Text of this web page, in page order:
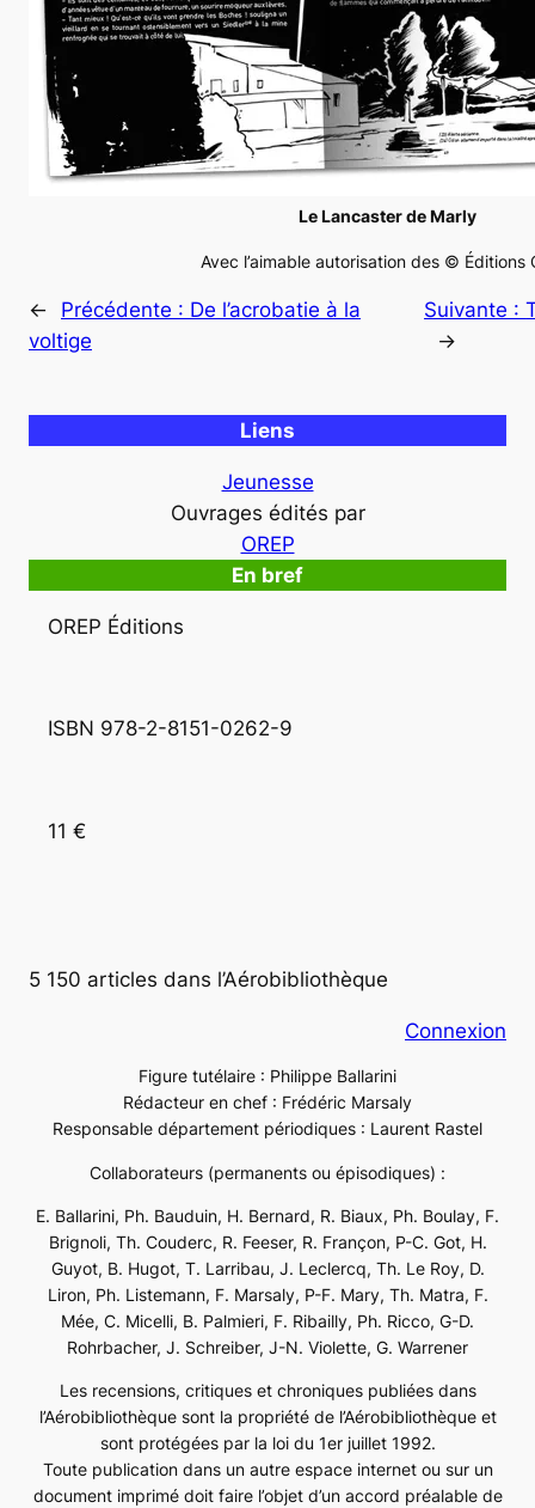
Le Lancaster de Marly
Avec l’aimable autorisation des © Éditions
← Précédente : De l’acrobatie à la
voltige
Suivante :
→
Liens
Jeunesse
Ouvrages édités par
OREP
En bref
OREP Éditions
ISBN 978-2-8151-0262-9
11 €
5 150 articles dans l’Aérobibliothèque
Connexion
Figure tutélaire : Philippe Ballarini
Rédacteur en chef : Frédéric Marsaly
Responsable département périodiques : Laurent Rastel
Collaborateurs (permanents ou épisodiques) :
E. Ballarini, Ph. Bauduin, H. Bernard, R. Biaux, Ph. Boulay, F.
Brignoli, Th. Couderc, R. Feeser, R. Françon, P-C. Got, H.
Guyot, B. Hugot, T. Larribau, J. Leclercq, Th. Le Roy, D.
Liron, Ph. Listemann, F. Marsaly, P-F. Mary, Th. Matra, F.
Mée, C. Micelli, B. Palmieri, F. Ribailly, Ph. Ricco, G-D.
Rohrbacher, J. Schreiber, J-N. Violette, G. Warrener
Les recensions, critiques et chroniques publiées dans
l’Aérobibliothèque sont la propriété de l’Aérobibliothèque et
sont protégées par la loi du 1er juillet 1992.
Toute publication dans un autre espace internet ou sur un
document imprimé doit faire l’objet d’un accord préalable de